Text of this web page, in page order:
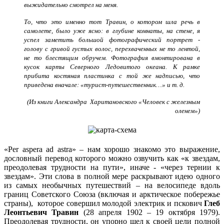
выжидательно смотрел на меня.
То, что это именно тот Травин, о котором шла речь в
самолете, было уже ясно: в глубине комнаты, на стене, я
успел заметить большой фотографический портрет -
голову с гривой густых волос, перехваченных не то лентой,
не то блестящим обручем. Фотография вмонтирована в
кусок карты Северного Ледовитого океана. К рамке
прибита костяная пластинка с той же надписью, что
приведена вначале: «турист-путешественник…» и т. д.
(Из книги Александра Харитановского «Человек с железным
оленем»)
«Per aspera ad astra» – нам хорошо знакомо это выражение,
дословный перевод которого можно озвучить как «к звездам,
преодолевая трудности на пути», иначе - «через тернии к
звездам». Эти слова в полной мере раскрывают идею одного
из самых необычных путешествий – на велосипеде вдоль
границ Советского Союза (включая и арктическое побережье
страны), которое совершил молодой электрик и пскович Глеб
Леонтьевич Травин (28 апреля 1902 – 19 октября 1979).
Преодолевая трудности, он упорно шел к своей цели полной